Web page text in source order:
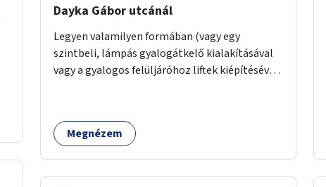
Dayka Gábor utcánál
Legyen valamilyen formában (vagy egy
szintbeli, lámpás gyalogátkelő kialakításával
vagy a gyalogos felüljáróhoz liftek kiépítésével)
Megnézem